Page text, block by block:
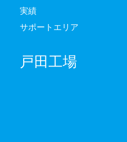
実績
サポートエリア
戸田工場